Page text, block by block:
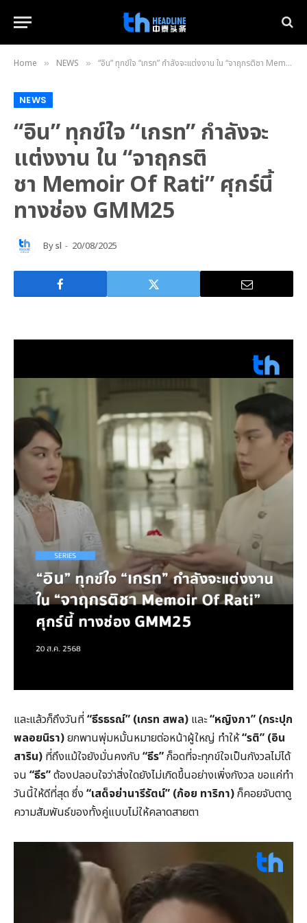
Home » NEWS » “อิน” ทุกข์ใจ “เกรท” กำลังจะแต่งงาน ใน “จาฤกรติชา Memoir Of Rati” ศุกร์นี้ ทางช่อง GMM25
NEWS
“อิน” ทุกข์ใจ “เกรท” กำลังจะ
แต่งงาน ใน “จาฤกรติ
ชา Memoir Of Rati” ศุกร์นี้
ทางช่อง GMM25
Bysl 20/08/2025
และแล้วก็ถึงวันที่“ธีรธรณ์” (เกรท สพล) และ“หญิงภา” (กระปุก
พลอยนิรา)ยกพานพุ่มหมั้นหมายต่อหน้าผู้ใหญ่ ทำให้“รติ” (อิน
สาริน) ที่ถึงแม้ใจยังมั่นคงกับ“ธีร”ก็อดที่จะทุกข์ใจเป็นกังวลไม่ได้
จน “ธีร”ต้องปลอบใจว่าสิ่งใดยังไม่เกิดขึ้นอย่างเพิ่งกังวล ขอแค่ทำ
วันนี้ให้ดีที่สุด ซึ่ง “เสด็จย่านารีรัตน์” (ก้อย ทาริกา)ก็คอยจับตาดู
ความสัมพันธ์ของทั้งคู่แบบไม่ให้คลาดสายตา